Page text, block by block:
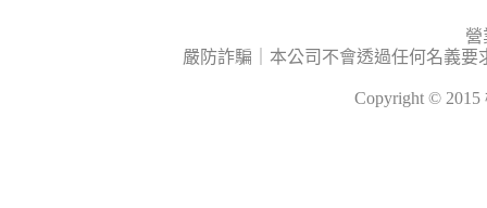
營
嚴防詐騙｜本公司不會透過任何名義
Copyright ©